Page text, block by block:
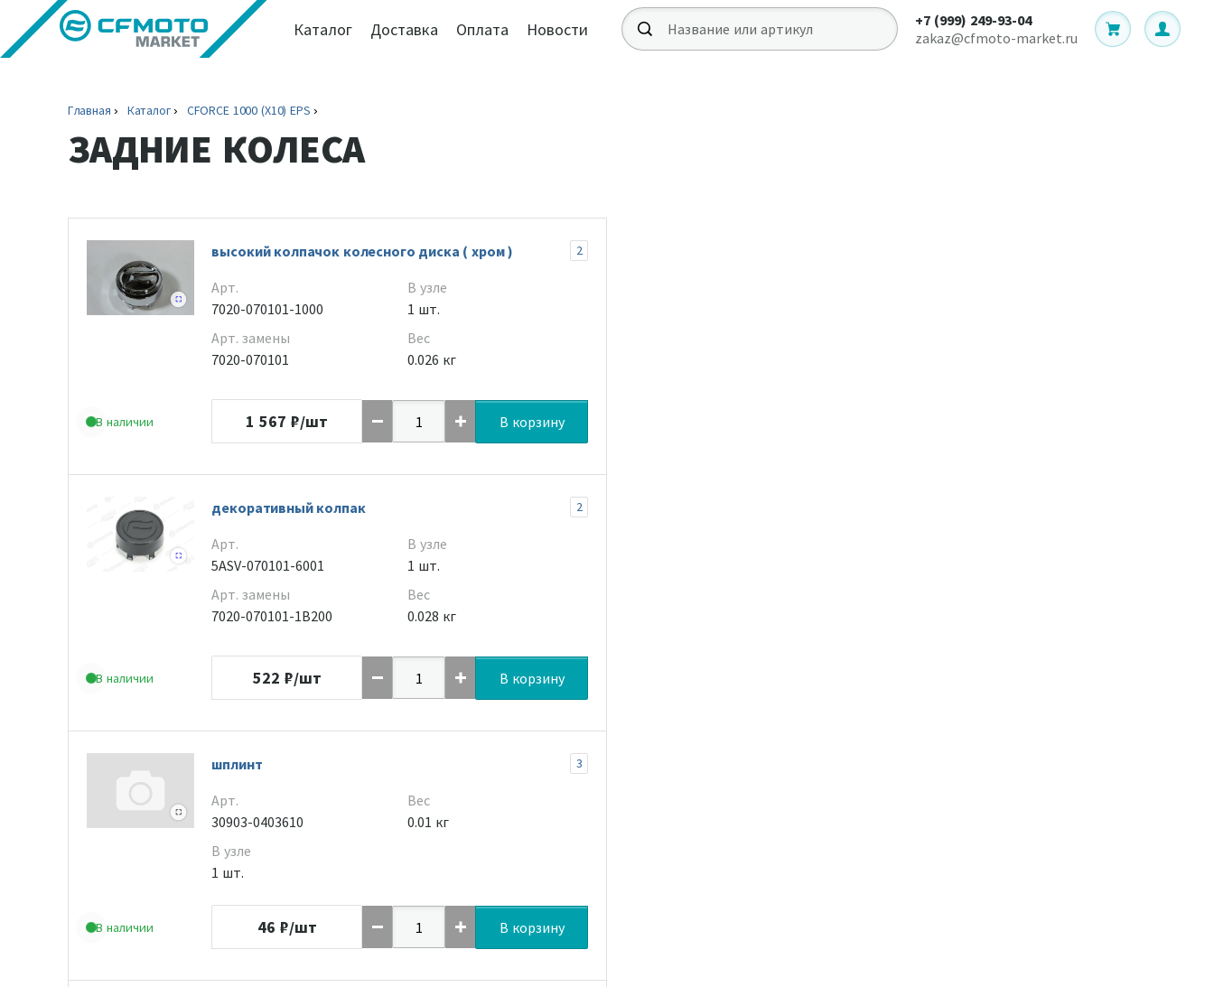
Каталог Доставка Оплата Новости
+7 (999) 249-93-04
zakaz@cfmoto-market.ru
Главная Каталог CFORCE 1000 (X10) EPS
ЗАДНИЕ КОЛЕСА
В наличии
высокий колпачок колесного диска ( хром ) 2
Арт.
7020-070101-1000
Арт. замены
7020-070101
В узле
1 шт.
Вес
0.026 кг
1 567 ₽/шт В корзину
В наличии
декоративный колпак 2
Арт.
5ASV-070101-6001
Арт. замены
7020-070101-1B200
В узле
1 шт.
Вес
0.028 кг
522 ₽/шт В корзину
В наличии
шплинт 3
Арт.
30903-0403610
В узле
1 шт.
Вес
0.01 кг
46 ₽/шт В корзину